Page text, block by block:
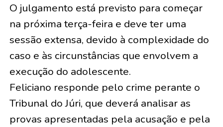
O julgamento está previsto para começar
na próxima terça-feira e deve ter uma
sessão extensa, devido à complexidade do
caso e às circunstâncias que envolvem a
execução do adolescente.
Feliciano responde pelo crime perante o
Tribunal do Júri, que deverá analisar as
provas apresentadas pela acusação e pela